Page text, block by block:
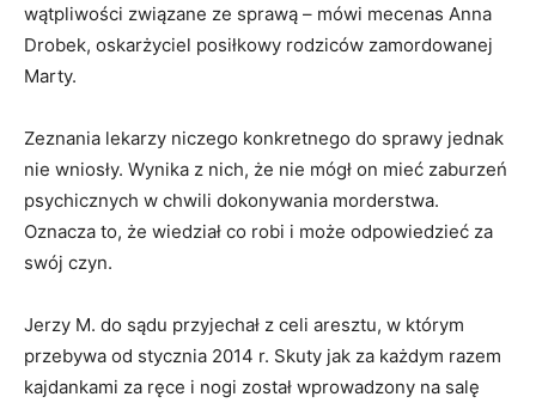
wątpliwości związane ze sprawą – mówi mecenas Anna
Drobek, oskarżyciel posiłkowy rodziców zamordowanej
Marty.
Zeznania lekarzy niczego konkretnego do sprawy jednak
nie wniosły. Wynika z nich, że nie mógł on mieć zaburzeń
psychicznych w chwili dokonywania morderstwa.
Oznacza to, że wiedział co robi i może odpowiedzieć za
swój czyn.
Jerzy M. do sądu przyjechał z celi aresztu, w którym
przebywa od stycznia 2014 r. Skuty jak za każdym razem
kajdankami za ręce i nogi został wprowadzony na salę